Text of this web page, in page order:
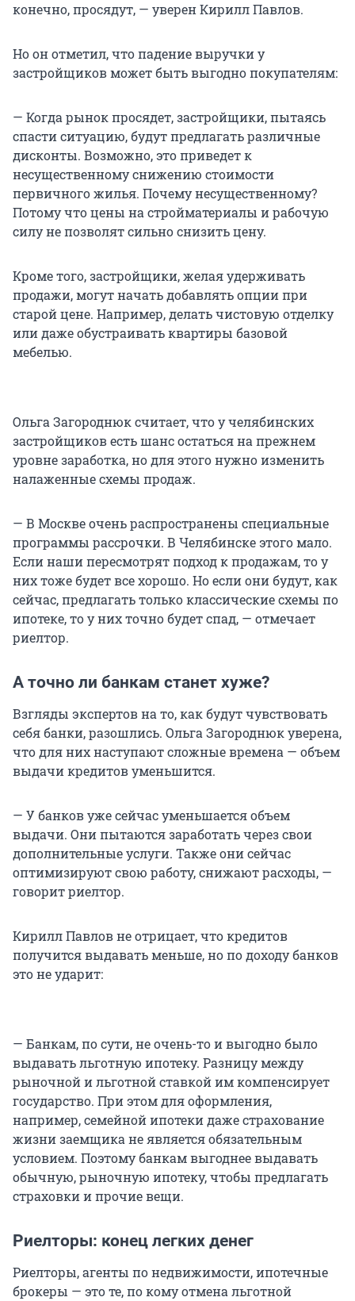
конечно, просядут, — уверен Кирилл Павлов.
Но он отметил, что падение выручки у
застройщиков может быть выгодно покупателям:
— Когда рынок просядет, застройщики, пытаясь
спасти ситуацию, будут предлагать различные
дисконты. Возможно, это приведет к
несущественному снижению стоимости
первичного жилья. Почему несущественному?
Потому что цены на стройматериалы и рабочую
силу не позволят сильно снизить цену.
Кроме того, застройщики, желая удерживать
продажи, могут начать добавлять опции при
старой цене. Например, делать чистовую отделку
или даже обустраивать квартиры базовой
мебелью.
Ольга Загороднюк считает, что у челябинских
застройщиков есть шанс остаться на прежнем
уровне заработка, но для этого нужно изменить
налаженные схемы продаж.
— В Москве очень распространены специальные
программы рассрочки. В Челябинске этого мало.
Если наши пересмотрят подход к продажам, то у
них тоже будет все хорошо. Но если они будут, как
сейчас, предлагать только классические схемы по
ипотеке, то у них точно будет спад, — отмечает
риелтор.
А точно ли банкам станет хуже?
Взгляды экспертов на то, как будут чувствовать
себя банки, разошлись. Ольга Загороднюк уверена,
что для них наступают сложные времена — объем
выдачи кредитов уменьшится.
— У банков уже сейчас уменьшается объем
выдачи. Они пытаются заработать через свои
дополнительные услуги. Также они сейчас
оптимизируют свою работу, снижают расходы, —
говорит риелтор.
Кирилл Павлов не отрицает, что кредитов
получится выдавать меньше, но по доходу банков
это не ударит:
— Банкам, по сути, не очень-то и выгодно было
выдавать льготную ипотеку. Разницу между
рыночной и льготной ставкой им компенсирует
государство. При этом для оформления,
например, семейной ипотеки даже страхование
жизни заемщика не является обязательным
условием. Поэтому банкам выгоднее выдавать
обычную, рыночную ипотеку, чтобы предлагать
страховки и прочие вещи.
Риелторы: конец легких денег
Риелторы, агенты по недвижимости, ипотечные
брокеры — это те, по кому отмена льготной